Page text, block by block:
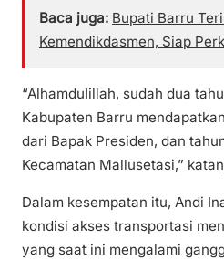
Baca juga: Bupati Barru
Kemendikdasmen, Siap
“Alhamdulillah, sudah dua
Kabupaten Barru
dari Bapak Presiden, dan
Kecamatan Mallusetasi,”
Dalam kesempatan itu, Andi
kondisi akses transportasi
yang saat ini mengalami